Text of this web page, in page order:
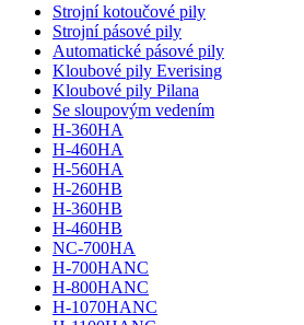
Strojní kotoučové pily
Strojní pásové pily
Automatické pásové pily
Kloubové pily Everising
Kloubové pily Pilana
Se sloupovým vedením
H-360HA
H-460HA
H-560HA
H-260HB
H-360HB
H-460HB
NC-700HA
H-700HANC
H-800HANC
H-1070HANC